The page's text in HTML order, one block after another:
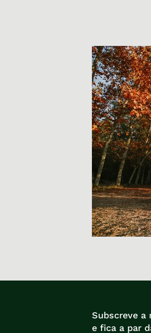
Subscreve a
e fica a par